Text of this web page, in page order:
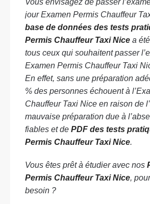
Vous envisagez de passer
jour Examen Permis Chauffeur
base de données des tests
Permis Chauffeur Taxi Nice a
tous ceux qui souhaitent passer
Examen Permis Chauffeur Taxi
En effet, sans une préparation
% des personnes échouent à
Chauffeur Taxi Nice en raison de
mauvaise préparation due à
fiables et de PDF des tests
Permis Chauffeur Taxi Nice.
Vous êtes prêt à étudier avec nos
Permis Chauffeur Taxi Nice,
besoin ?